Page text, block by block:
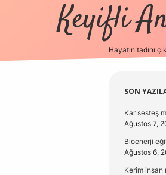
Keyifli
Hayatın tadını
SON
Kar sesteş
Ağustos 7,
Bioenerji
Ağustos 6,
Kerim insan